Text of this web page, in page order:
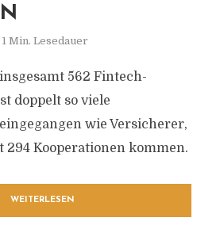
1 Min. Lesedauer
562 Fintech-
doppelt so viele
wie Versicherer,
294 Kooperationen kommen.
WEITERLESEN